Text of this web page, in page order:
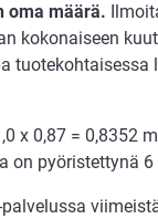
oma määrä.
kokonaiseen
tuotekohtaisessa
x 0,87 = 0,8352 m
on pyöristettynä 6